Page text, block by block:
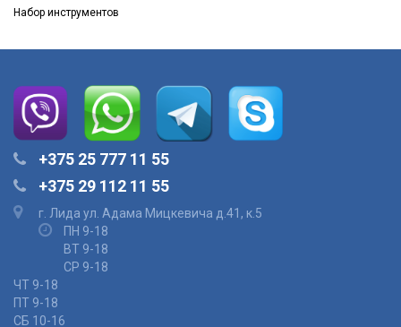
Набор инструментов
+375 25 777 11 55
+375 29 112 11 55
г. Лида ул. Адама Мицкевича д.41, к.5
ПН 9-18
ВТ 9-18
СР 9-18
ЧТ 9-18
ПТ 9-18
СБ 10-16